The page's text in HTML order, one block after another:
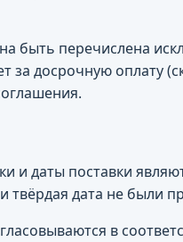
быть перечислена
за досрочную оплату
и даты поставки
твёрдая дата не были
в